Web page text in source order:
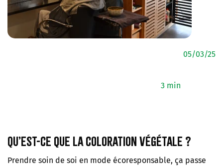
3 min
05/03/25
Qu’est-ce que la coloration végétale ?
Prendre soin de soi en mode écoresponsable, ça passe